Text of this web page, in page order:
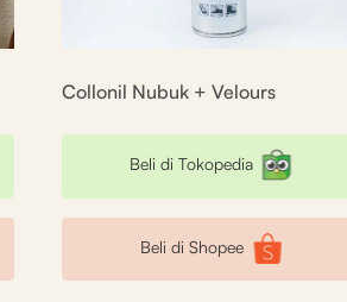
Collonil Nubuk + Velours
Beli di Tokopedia
Beli di Shopee